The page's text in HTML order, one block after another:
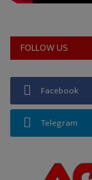
FOLLOW US
Facebook
Telegram